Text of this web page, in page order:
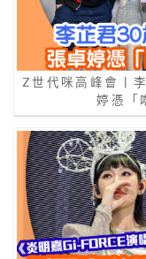
Z世代咪高峰會丨
婷憑「